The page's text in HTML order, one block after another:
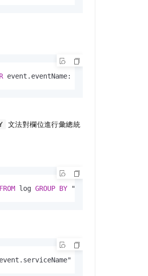
event.eventName: CreateInstance
文法對欄位進行彙總統
FROM log GROUP BY "event.serviceName"